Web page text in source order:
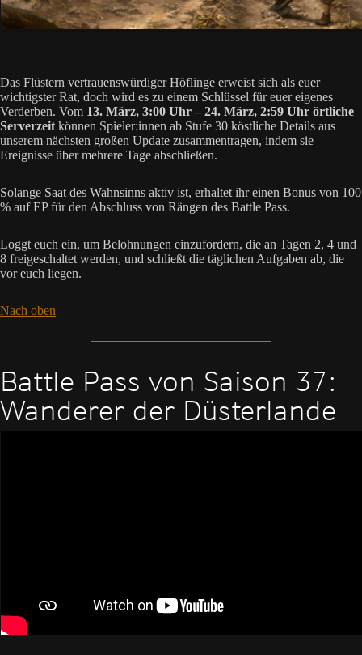
Das Flüstern vertrauenswürdiger Höflinge erweist sich als euer
wichtigster Rat, doch wird es zu einem Schlüssel für euer eigenes
Verderben. Vom 13. März, 3:00 Uhr – 24. März, 2:59 Uhr örtliche
Serverzeit können Spieler:innen ab Stufe 30 köstliche Details aus
unserem nächsten großen Update zusammentragen, indem sie
Ereignisse über mehrere Tage abschließen.
Solange Saat des Wahnsinns aktiv ist, erhaltet ihr einen Bonus von 100
% auf EP für den Abschluss von Rängen des Battle Pass.
Loggt euch ein, um Belohnungen einzufordern, die an Tagen 2, 4 und
8 freigeschaltet werden, und schließt die täglichen Aufgaben ab, die
vor euch liegen.
Nach oben
Battle Pass von Saison 37:
Wanderer der Düsterlande